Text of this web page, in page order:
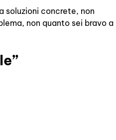
soluzioni concrete, non
non quanto sei bravo a